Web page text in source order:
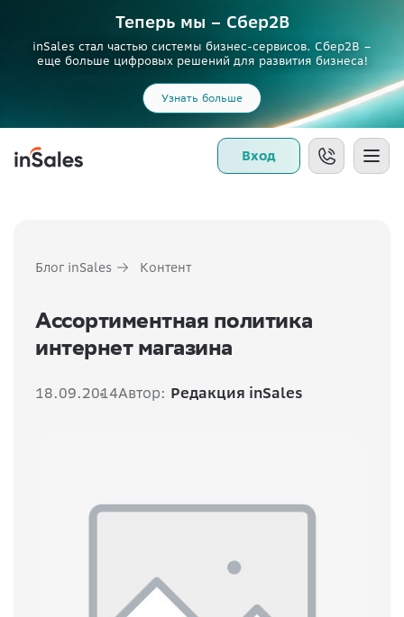
Теперь мы – Сбер2B
inSales стал частью системы бизнес-сервисов. Сбер2В –
еще больше цифровых решений для развития бизнеса!
Узнать больше
Вход
Блог inSales Контент
Ассортиментная политика
интернет магазина
18.09.2014Автор: Редакция inSales